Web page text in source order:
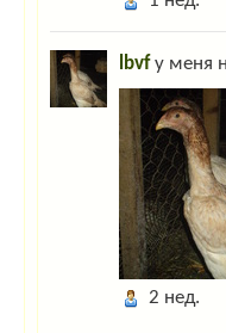
Гость_4421:
Убой птицы
Гость_9960:
Отшельник.
Какая у нас
: Привет всем!
Гость_5612 :Ghbdtn dctv!
Гость_8931:ky-ky
lbvfу меня
2 нед.